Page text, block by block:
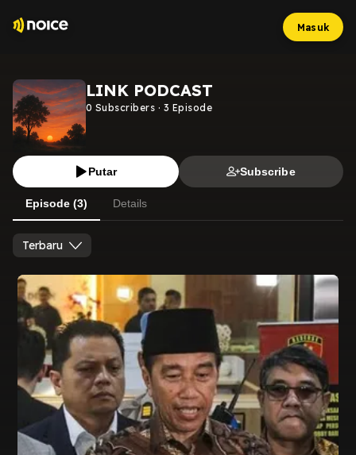
Masuk
LINK PODCAST
0 Subscribers · 3 Episode
Putar Subscribe
Episode (3) Details
Terbaru